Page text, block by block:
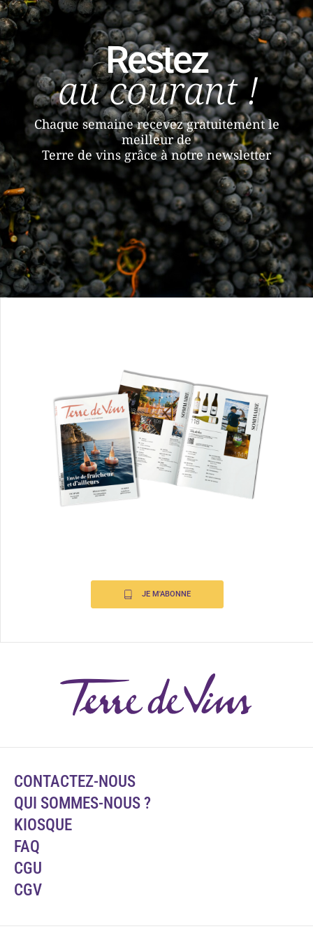
Restez
au courant !
Chaque semaine recevez gratuitement le
meilleur de
Terre de vins grâce à notre newsletter
JE M'ABONNE
CONTACTEZ-NOUS
QUI SOMMES-NOUS ?
KIOSQUE
FAQ
CGU
CGV